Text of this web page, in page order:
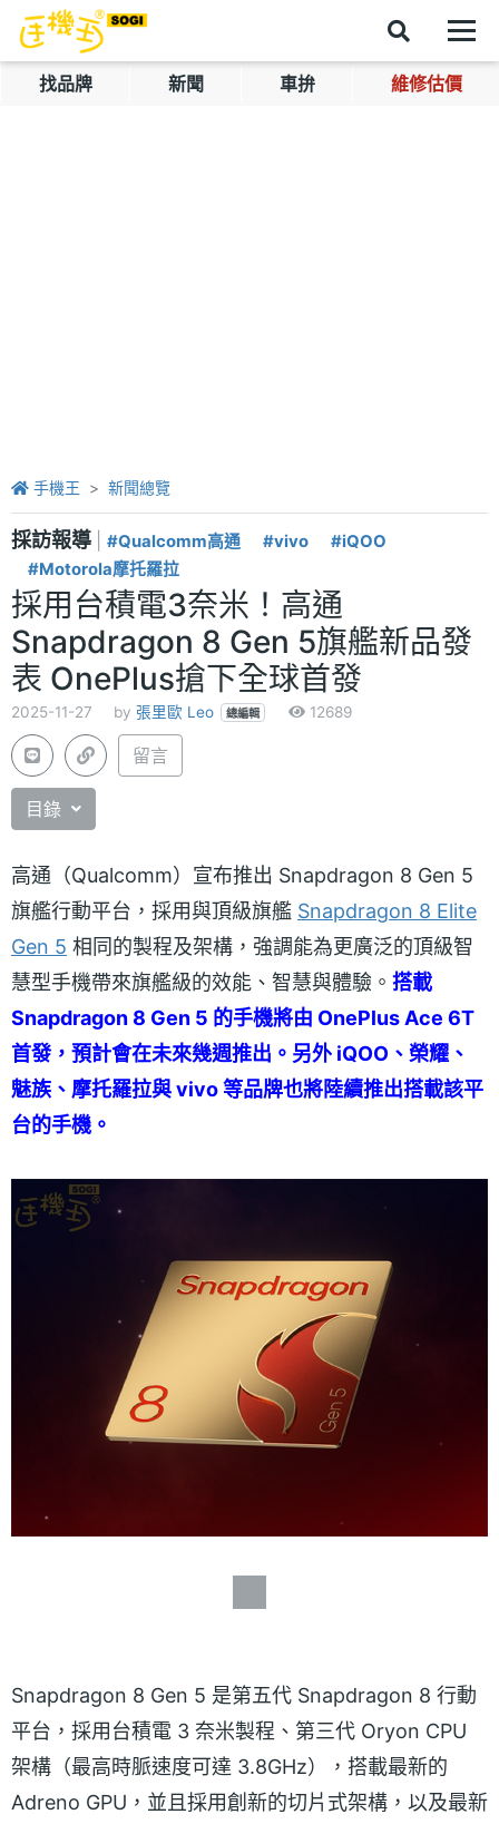
找品牌 新聞 車拚 維修估價
手機王 新聞總覽
採訪報導 #Qualcomm高通 #vivo
#iQOO
#Motorola摩托羅拉
採用台積電3奈米！高通
Snapdragon 8 Gen 5旗艦新品發
表 OnePlus搶下全球首發
2025-11-27 by 張里歐 Leo 總編輯 12689
留言
目錄
高通（Qualcomm）宣布推出 Snapdragon 8 Gen 5
旗艦行動平台，採用與頂級旗艦 Snapdragon 8 Elite
Gen 5 相同的製程及架構，強調能為更廣泛的頂級智
慧型手機帶來旗艦級的效能、智慧與體驗。 搭載
Snapdragon 8 Gen 5 的手機將由 OnePlus Ace 6T
首發，預計會在未來幾週推出。另外 iQOO、榮耀、
魅族、摩托羅拉與 vivo 等品牌也將陸續推出搭載該平
台的手機。
Snapdragon 8 Gen 5 是第五代 Snapdragon 8 行動
平台，採用台積電 3 奈米製程、第三代 Oryon CPU
架構（最高時脈速度可達 3.8GHz），搭載最新的
Adreno GPU，並且採用創新的切片式架構，以及最新